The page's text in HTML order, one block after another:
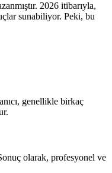
2026 itibarıyla,
sunabiliyor. Peki, bu
genellikle birkaç
olarak, profesyonel ve